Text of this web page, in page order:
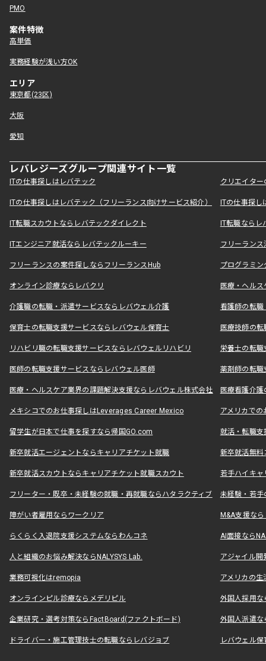
PMO
案件特徴
高単価
実務経験が浅い方OK
エリア
東京都(23区)
大阪
愛知
レバレジーズグループ関連サイト一覧
ITの仕事探しはレバテック クリエイタ
ITの仕事探しはレバテック（フリーランス向けサービス紹介） ITの仕事探
IT転職スカウトならレバテックダイレクト IT転職なら
ITエンジニア就活ならレバテックルーキー フリーラン
フリーランスの案件探しならフリーランスHub プログラミ
オンライン診療ならレバクリ 医療・ヘル
介護職の転職・派遣サービスならレバウェル介護 看護師の転
保育士の転職支援サービスならレバウェル保育士 医療技師の
リハビリ職の転職支援サービスならレバウェルリハビリ 栄養士の転
医師の転職支援サービスならレバウェル医師 薬剤師の転
医療・ヘルスケア業界の課題解決支援ならレバウェル株式会社 医療看護介
メキシコでのお仕事探しはLeverages Career Mexico アメリカで
留学生が日本で仕事を探すなら帰国GO.com 就活・転職
新卒就活エージェントならキャリアチケット就職 新卒就活無料
新卒就活スカウトならキャリアチケット就職スカウト 若手ハイキ
フリーター・既卒・未経験の就職・再就職ならハタラクティブ 未経験・若手
障がい者雇用ならワークリア M&A支援な
らくらく入退院支援システムならわんコネ AI面接なら
人と組織のお悩み解決ならNALYSYS Lab. アジャイル
業務可視化はremopia アメリカの
オンラインピル診療ならメデリピル 外国人採用
企業研究・選考対策ならFactBoard(ファクトボード) 外国人派遣な
ドライバー・施工管理技士の転職ならレバジョブ レバウェル